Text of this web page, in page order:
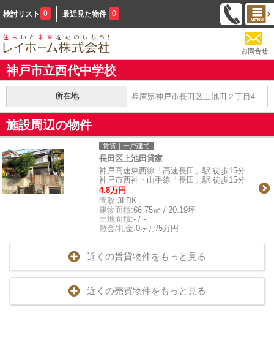
検討リスト 0 最近見た物件 0
お問合せ
神戸市立西代中学校
所在地 兵庫県神戸市長田区上池田２丁目4
施設周辺の物件
賃貸｜一戸建て
長田区上池田貸家
神戸高速東西線「高速長田」駅 徒歩15分
神戸市西神・山手線「長田」駅 徒歩15分
4.8万円
間取:3LDK
建物面積:66.75㎡ / 20.19坪
土地面積:- / -
敷金/礼金:0ヶ月/5万円
近くの賃貸物件をもっと見る
近くの売買物件をもっと見る